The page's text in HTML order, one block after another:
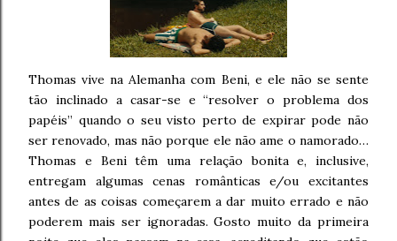
Thomas vive na Alemanha com Beni, e ele não se sente
tão inclinado a casar-se e “resolver o problema dos
papéis” quando o seu visto perto de expirar pode não
ser renovado, mas não porque ele não ame o namorado…
Thomas e Beni têm uma relação bonita e, inclusive,
entregam algumas cenas românticas e/ou excitantes
antes de as coisas começarem a dar muito errado e não
poderem mais ser ignoradas. Gosto muito da primeira